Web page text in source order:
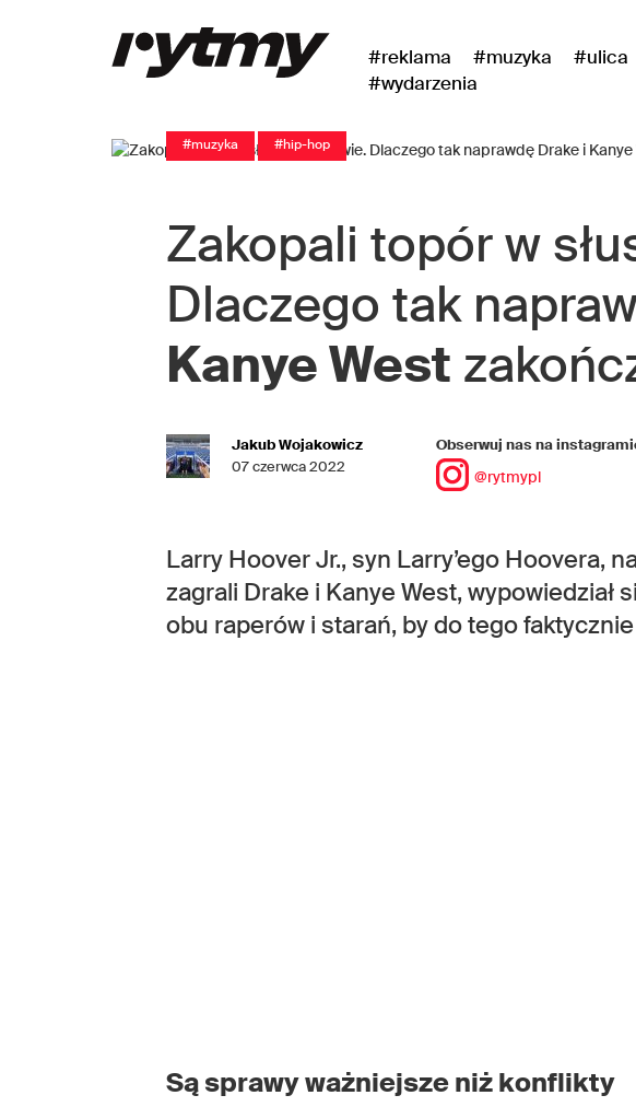
#reklama #muzyka #ulica
#wydarzenia
#muzyka #hip-hop
Zakopali topór w
Dlaczego tak
Kanye West
Jakub Wojakowicz
07 czerwca 2022
Obserwuj nas na
@rytmypl
Larry Hoover Jr., syn Larry’ego Hoovera,
zagrali Drake i Kanye West, wypowiedział
obu raperów i starań, by do tego faktycznie
Są sprawy ważniejsze niż konflikty